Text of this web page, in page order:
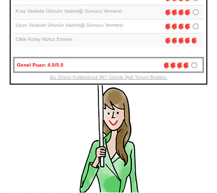
Kısa Vadede Ürünün Vadettiği Sonucu Vermesi:
Uzun Vadede Ürünün Vadettiği Sonucu Vermesi:
Cilde Kolay Nüfuz Etmesi:
Genel Puan: 4.0/5.0
Bu Ürünü Kullandınız Mı? Ürünle İlgili Yorum Bırakın.